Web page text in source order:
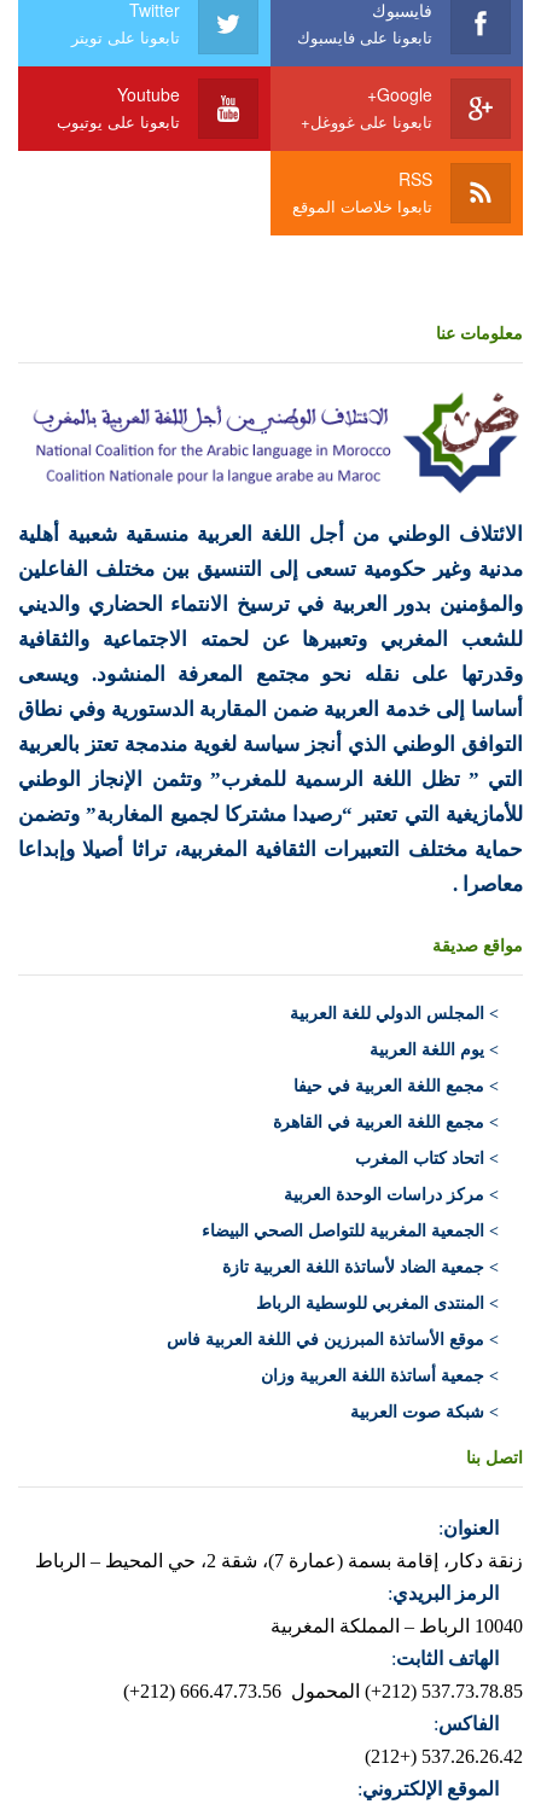
فايسبوك
تابعونا على فايسبوك
Twitter
تابعونا على تويتر
Google+
تابعونا على غووغل+
Youtube
تابعونا على يوتيوب
RSS
تابعوا خلاصات الموقع
معلومات عنا
الائتلاف الوطني من أجل اللغة العربية منسقية شعبية أهلية
مدنية وغير حكومية تسعى إلى التنسيق بين مختلف الفاعلين
والمؤمنين بدور العربية في ترسيخ الانتماء الحضاري والديني
للشعب المغربي وتعبيرها عن لحمته الاجتماعية والثقافية
وقدرتها على نقله نحو مجتمع المعرفة المنشود. ويسعى
أساسا إلى خدمة العربية ضمن المقاربة الدستورية وفي نطاق
التوافق الوطني الذي أنجز سياسة لغوية مندمجة تعتز بالعربية
التي ” تظل اللغة الرسمية للمغرب” وتثمن الإنجاز الوطني
للأمازيغية التي تعتبر “رصيدا مشتركا لجميع المغاربة” وتضمن
حماية مختلف التعبيرات الثقافية المغربية، تراثا أصيلا وإبداعا
معاصرا .
مواقع صديقة
> المجلس الدولي للغة العربية
> يوم اللغة العربية
> مجمع اللغة العربية في حيفا
> مجمع اللغة العربية في القاهرة
> اتحاد كتاب المغرب
> مركز دراسات الوحدة العربية
> الجمعية المغربية للتواصل الصحي البيضاء
> جمعية الضاد لأساتذة اللغة العربية تازة
> المنتدى المغربي للوسطية الرباط
> موقع الأساتذة المبرزين في اللغة العربية فاس
> جمعية أساتذة اللغة العربية وزان
> شبكة صوت العربية
اتصل بنا
العنوان:
زنقة دكار، إقامة بسمة (عمارة 7)، شقة 2، حي المحيط – الرباط
الرمز البريدي:
10040 الرباط – المملكة المغربية
الهاتف الثابت:
537.73.78.85 (212+)
المحمول 666.47.73.56 (212+)
الفاكس:
537.26.26.42 (+212)
الموقع الإلكتروني: